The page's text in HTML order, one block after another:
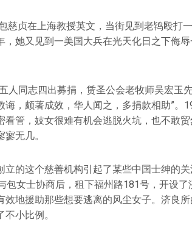
慈贞在上海教授英文，当街见到老鸨殴打
，她又见到一美国大兵在光天化日之下侮
人同志四出募捐，赁圣公会老牧师吴宏玉
诲，颇著成效，华人闻之，多捐款相助”。
看管，妓女很难有机会逃脱火坑，也不敢
无几。
立的这个慈善机构引起了某些中国士绅的
包女士协商后，租下福州路181号，开设
效地援助那些想要逃离的风尘女子。济良
小比例。